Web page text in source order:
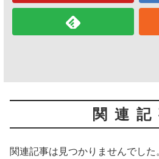
関連記
関連記事は見つかりませんでした